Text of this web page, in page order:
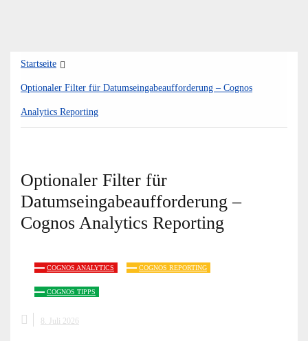
Zum
springen
Startseite
Optionaler Filter für Datumseingabeaufforderung – Cognos
Analytics Reporting
Optionaler Filter für
Datumseingabeaufforderung –
Cognos Analytics Reporting
COGNOS ANALYTICS COGNOS REPORTING
COGNOS TIPPS
8. Juli 2026